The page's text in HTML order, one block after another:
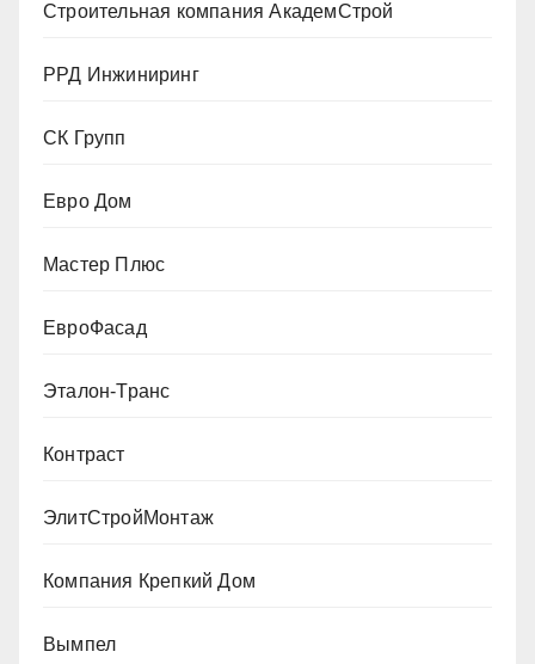
Строительная компания АкадемСтрой
РРД Инжиниринг
СК Групп
Евро Дом
Мастер Плюс
ЕвроФасад
Эталон-Транс
Контраст
ЭлитСтройМонтаж
Компания Крепкий Дом
Вымпел